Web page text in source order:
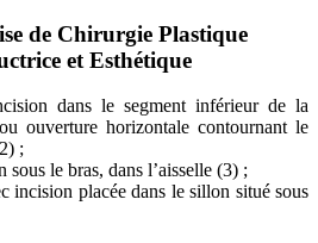
de Chirurgie Plastique
et Esthétique
dans le segment inférieur de la
ouverture horizontale contournant le
;
sous le bras, dans l’aisselle (3) ;
incision placée dans le sillon situé sous